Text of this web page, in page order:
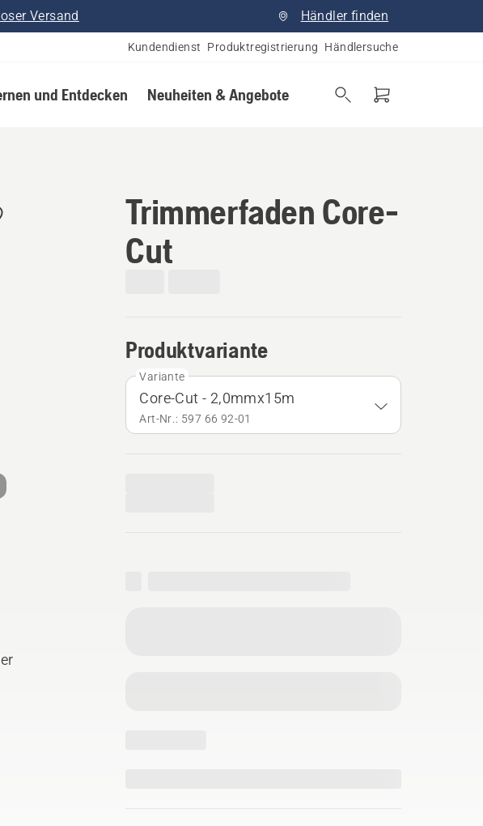
Versand Händler finden
Kundendienst Produktregistrierung Händlersuche
und Entdecken Neuheiten & Angebote
Trimmerfaden Core-
Cut
Produktvariante
Variante
Core-Cut - 2,0mmx15m
Art-Nr.: 597 66 92‑01